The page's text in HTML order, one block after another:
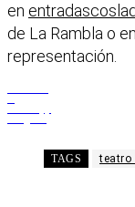
en
de La Rambla o
representación.
TAGS teatro